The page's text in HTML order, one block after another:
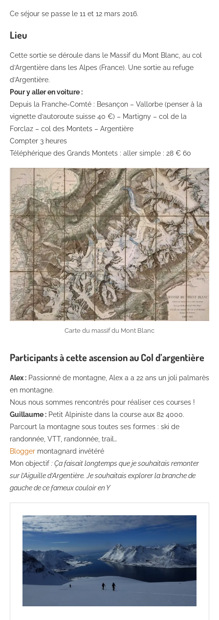
Ce séjour se passe le 11 et 12 mars 2016.
Lieu
Cette sortie se déroule dans le Massif du Mont Blanc, au col
d’Argentière dans les Alpes (France). Une sortie au refuge
d’Argentière.
Pour y aller en voiture :
Depuis la Franche-Comté : Besançon – Vallorbe (penser à la
vignette d’autoroute suisse 40 €) – Martigny – col de la
Forclaz – col des Montets – Argentière
Compter 3 heures
Téléphérique des Grands Montets : aller simple : 28 € 60
Carte du massif du Mont Blanc
Participants à cette ascension au Col d’argentière
Alex : Passionné de montagne, Alex a a 22 ans un joli palmarès
en montagne.
Nous nous sommes rencontrés pour réaliser ces courses !
Guillaume : Petit Alpiniste dans la course aux 82 4000.
Parcourt la montagne sous toutes ses formes : ski de
randonnée, VTT, randonnée, trail…
Blogger montagnard invétéré
Mon objectif : Ça faisait longtemps que je souhaitais remonter
sur l’Aiguille d’Argentière. Je souhaitais explorer la branche de
gauche de ce fameux couloir en Y